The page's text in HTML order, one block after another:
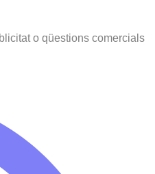
o qüestions comercials